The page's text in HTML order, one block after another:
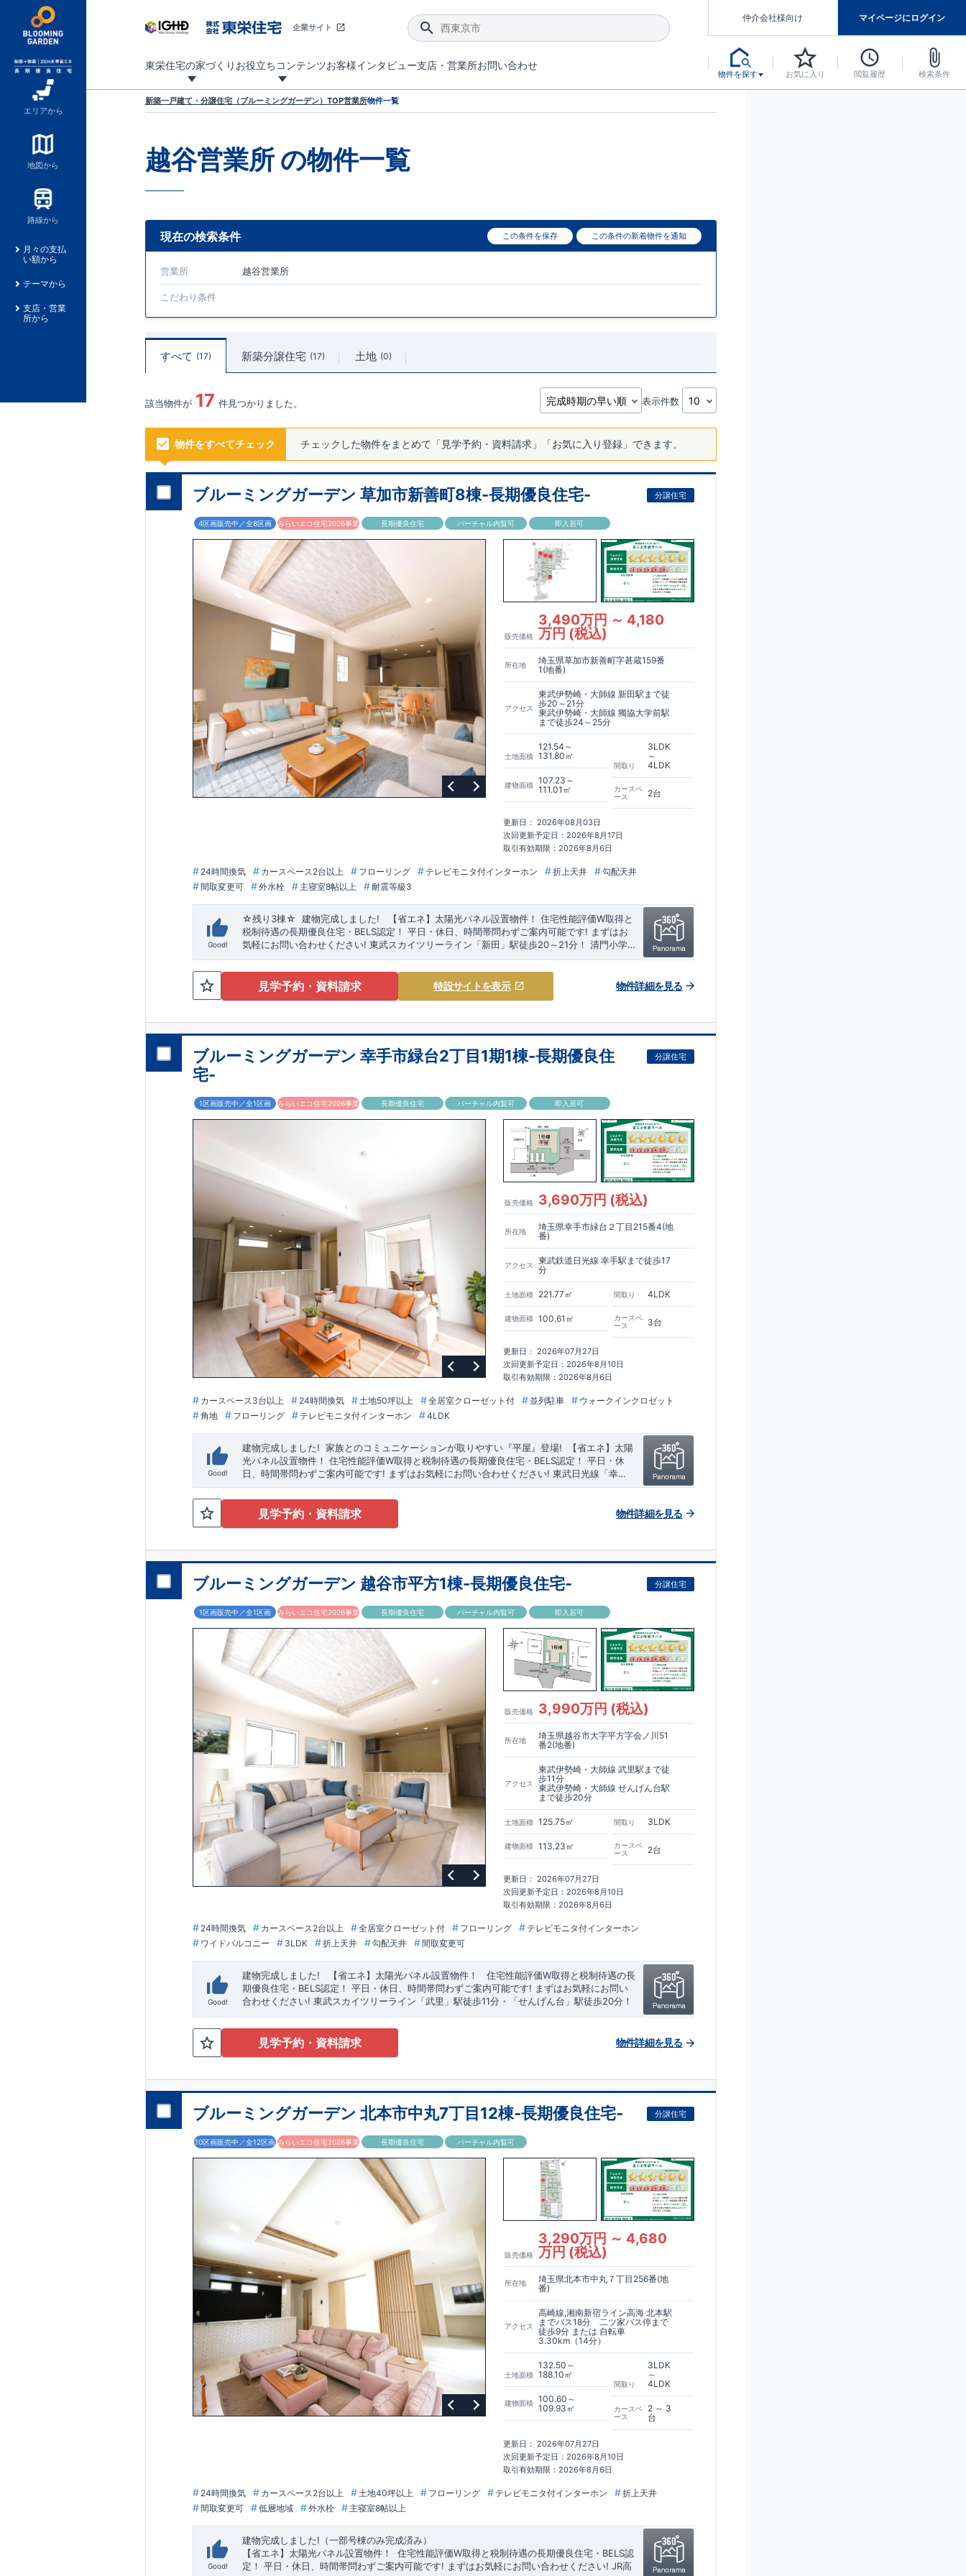
エリアから
地図から
路線から
月々の支払
い額から
テーマから
支店・営業
所から
企業サイト
東栄住宅の家づくり お役立ちコンテンツお客様インタビュー支店・営業所お問い合わせ
仲介会社様向け マイページにログイン
物件を探す お気に入り 閲覧履歴 検索条件
新築一戸建て・分譲住宅（ブルーミングガーデン）TOP営業所物件一覧
越谷営業所 の物件一覧
現在の検索条件 この条件を保存 この条件の新着物件を通知
営業所 越谷営業所
こだわり条件
すべて 17 新築分譲住宅 17 土地 0
該当物件が 17 件見つかりました。 表示件数
物件をすべてチェック チェックした物件をまとめて「見学予約・資料請求」「お気に入り登録」できます。
ブルーミングガーデン 草加市新善町8棟-長期優良住宅- 分譲住宅
4区画販売中／全8区画 みらいエコ住宅2026事業 長期優良住宅 バーチャル内覧可 即入居可
販売価格
3,490万円 ～ 4,180
万円 (税込)
所在地
埼玉県草加市新善町字甚蔵159番
1(地番)
アクセス
東武伊勢崎・大師線 新田駅まで徒
歩20～21分
東武伊勢崎・大師線 獨協大学前駅
まで徒歩24～25分
土地面積
121.54～
131.80㎡
建物面積
107.23～
111.01㎡
間取り
3LDK
～
4LDK
カースペ
ース
2台
更新日： 2026年08月03日
次回更新予定日：2026年8月17日
取引有効期限：2026年8月6日
24時間換気 カースペース2台以上 フローリング テレビモニタ付インターホン 折上天井
勾配天井
間取変更可
外水栓 主寝室8帖以上 耐震等級3
Good!
☆残り 3棟☆ 建物完成しました! 【省エネ】太陽光パネル設置物件！ 住宅性能評価W取得と
税制待遇の長期優良住宅・BELS認定！ 平日・休日、時間帯問わずご案内可能です! まずはお
気軽にお問い合わせください! 東武スカイツリーライン 「新田」 駅徒歩20～21分！ 清門小学
は『2～3台』!
節ものの収納に便利な『ウォークインクローゼット』（号棟による）​・勉強や仕事用に便利
な空間『テレワークルーム』 ​◆こだわりの内装！ ・LDKは
空間演出した折り
・開放感のある 『アイランド風オープンキッチン』
も洗濯物が干せる『室内物干』 ・梅雨時や花粉の時期のお洗濯も安心『浴室乾燥暖房機』​​ス
マートフォンで見やすい特設サイトはこちら​https://www.e-blooming.com/bukken/20074012/
見学予約・資料請求 特設サイトを表示 物件詳細を見る
ブルーミングガーデン 幸手市緑台2丁目1期1棟-長期優良住
宅-
分譲住宅
1区画販売中／全1区画 みらいエコ住宅2026事業 長期優良住宅 バーチャル内覧可 即入居可
販売価格 3,690万円 (税込)
所在地
埼玉県幸手市緑台２丁目215番4(地
番)
アクセス
東武鉄道日光線 幸手駅まで徒歩17
分
土地面積 221.77㎡
建物面積 100.61㎡
間取り 4LDK
カースペ
ース
3台
更新日： 2026年07月27日
次回更新予定日：2026年8月10日
取引有効期限：2026年8月6日
カースペース3台以上 24時間換気 土地50坪以上 全居室クローゼット付 並列駐車
ウォークインクロゼット
角地
フローリング テレビモニタ付インターホン 4LDK
Good!
建物完成しました! 家族とのコミュニケーションが取りやすい『平屋』 登場!
【省エネ】太陽
光パネル設置物件！ 住宅性能評価W取得と税制待遇の長期優良住宅・BELS認定！ 平日・休
日、時間帯問わずご案内可能です! まずはお気軽にお問い合わせください! 東武日光線「幸
手」駅徒歩17分 さくら小学校徒歩5分、幸手中学校徒歩25分! お子様の通学も安心です♪ 敷地
は、67坪!駐車スペースは『並列2台』! 小学校、幼稚園、保育園、スーパー、コンビニ、病
院、公園など徒歩10分以内 ◆収納も沢山あります！
『ウォークイ
ンクロゼット』 ・掃除機などが収納できる
・掃除に便利な『バルコニー水栓』 ・雨の日でも洗濯物が干せる『室内物干』 ・梅雨時や花
粉の時期のお洗濯も安心『浴室乾燥暖房機』
見学予約・資料請求 物件詳細を見る
ブルーミングガーデン 越谷市平方1棟-長期優良住宅- 分譲住宅
1区画販売中／全1区画 みらいエコ住宅2026事業 長期優良住宅 バーチャル内覧可 即入居可
販売価格 3,990万円 (税込)
所在地
埼玉県越谷市大字平方字会ノ川51
番2(地番)
アクセス
東武伊勢崎・大師線 武里駅まで徒
歩11分
東武伊勢崎・大師線 せんげん台駅
まで徒歩20分
土地面積 125.75㎡
建物面積 113.23㎡
間取り 3LDK
カースペ
ース
2台
更新日： 2026年07月27日
次回更新予定日：2026年8月10日
取引有効期限：2026年8月6日
24時間換気 カースペース2台以上 全居室クローゼット付 フローリング
テレビモニタ付インターホン
ワイドバルコニー
3LDK 折上天井 勾配天井 間取変更可
Good!
建物完成しました! 【省エネ】太陽光パネル設置物件！
住宅性能評価W取得と税制待遇の長
期優良住宅・BELS認定！ 平日・休日、時間帯問わずご案内可能です! まずはお気軽にお問い
合わせください! 東武スカイツリーライン 「武里」駅徒歩11分・ 「せんげん台」駅徒歩20分 ！
は、38坪!駐車スペースは『2台』!
小学校、幼稚園、保育園、スーパー、コンビニ、クリニックなど
◆収納も沢山
・小型自転車やベビーカーなど玄関がスッキリ片付く
り上げ天井 ・開放感のある『アイランド風オープンキッチン』 ・2階の主寝室は、仕切れる
『主寝室可変型』タイプです ◆便利な設備！​・一時的なごみ置き場としても便利な『勝手
口』
・掃除に便利な『バルコニー水栓』 ・雨の日でも洗濯物が干せる『室内物干』
・梅雨時
や花粉の時期のお洗濯も安心『浴室乾燥暖房機』
見学予約・資料請求 物件詳細を見る
ブルーミングガーデン 北本市中丸7丁目12棟-長期優良住宅- 分譲住宅
10区画販売中／全12区画 みらいエコ住宅2026事業 長期優良住宅 バーチャル内覧可
販売価格
3,290万円 ～ 4,680
万円 (税込)
所在地
埼玉県北本市中丸７丁目256番(地
番)
アクセス
高崎線,湘南新宿ライン高海 北本駅
までバス18分 二ツ家バス停まで
徒歩9分 または 自転車
3.30km（14分）
土地面積
132.50～
188.10㎡
建物面積
100.60～
109.93㎡
間取り
3LDK
～
4LDK
カースペ
ース
2 ～ 3
台
更新日： 2026年07月27日
次回更新予定日：2026年8月10日
取引有効期限：2026年8月6日
24時間換気 カースペース2台以上 土地40坪以上 フローリング テレビモニタ付インターホン
折上天井
間取変更可
低層地域 外水栓 主寝室8帖以上
Good!
建物完成しました! （一部号棟のみ完成済み）
【省エネ】太陽光パネル設置物件！
住宅性能評価W取得と税制待遇の長期優良住宅・BELS認
定！ 平日・休日、時間帯問わずご案内可能です! まずはお気軽にお問い合わせください! JR高